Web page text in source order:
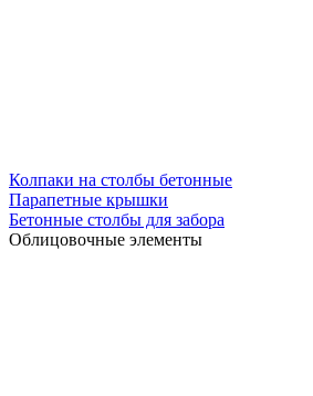
Колпаки на столбы бетонные
Парапетные крышки
Бетонные столбы для забора
Облицовочные элементы